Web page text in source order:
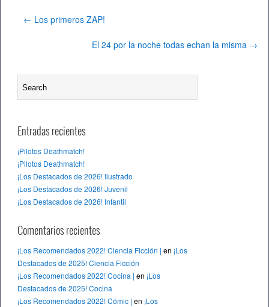
← Los primeros ZAP!
El 24 por la noche todas echan la misma →
Entradas recientes
¡Pilotos Deathmatch!
¡Pilotos Deathmatch!
¡Los Destacados de 2026! Ilustrado
¡Los Destacados de 2026! Juvenil
¡Los Destacados de 2026! Infantil
Comentarios recientes
¡Los Recomendados 2022! Ciencia Ficción | en ¡Los
Destacados de 2025! Ciencia Ficción
¡Los Recomendados 2022! Cocina | en ¡Los
Destacados de 2025! Cocina
¡Los Recomendados 2022! Cómic | en ¡Los